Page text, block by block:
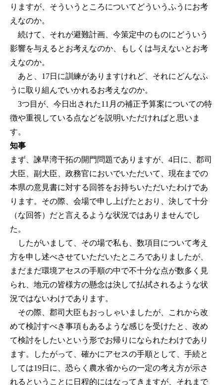
りますが、そういうところについてどういうふうにお考
えなのか。
続けて、それが避難計画、今策定中のものにどういう
影響を与えるとお考えなのか、もしくは与えないとお考
えなのか。
あと、17日に訓練がありますけれど、それにどんなふ
うに取り組んでいかれるお考えなのか。
3つ目が、今日出された11月の補正予算案についての特
徴や重視している点などを説明いただければと思いま
す。
知事
まず、諫早湾干拓の開門問題でありますが、4日に、郡司
大臣、副大臣、政務官においでいただいて、現在までの
本県の意見書に対する回答をお持ちいただいたわけであ
ります。その際、会場で申し上げたとおり、決して十分
（な回答）だと言えるような状況ではありませんでし
た。
したがいまして、その場で私も、数項目について考え
方を申し述べさせていただいたところでありましたが、
まだまだ環境アセスの手順の中で不十分な点が数多く見
られ、地元の皆様方の懸念は決して払拭されるような状
況ではないわけであります。
その際、郡司大臣もおっしゃいましたが、これから改
めて検討すべき事項もあるような感じを受けたと、改め
て検討をしたいという形でお帰りになられたわけであり
ます。したがって、確かにアセスの手順として、手続と
しては19日に、恐らく農水省からの一定の考え方が示さ
れるということに日程的にはなってきますが、それまで